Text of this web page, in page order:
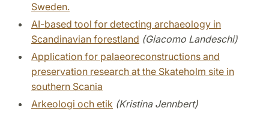
Sweden.
AI-based tool for detecting archaeology in
Scandinavian forestland (Giacomo Landeschi)
Application for palaeoreconstructions and
preservation research at the Skateholm site in
southern Scania
Arkeologi och etik (Kristina Jennbert)